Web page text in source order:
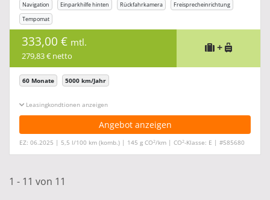
Navigation Einparkhilfe hinten Rückfahrkamera
Freisprecheinrichtung
Tempomat
333,00 € mtl.
279,83 € netto
+
60 Monate 5000 km/Jahr
Leasingkonditionen ein-/ausblenden
Angebot anzeigen
EZ: 06.2025 | 5,5 l/100 km (komb.) | 145 g CO2/km | CO2-Klasse: E | #585680
1 - 11 von 11